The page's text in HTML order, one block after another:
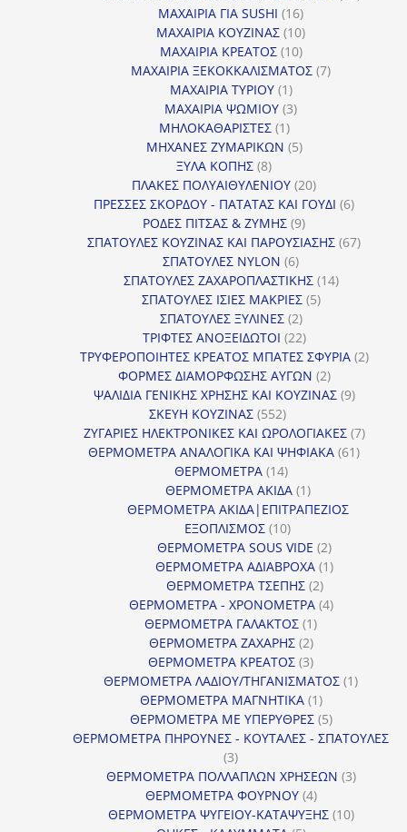
ΜΑΧΑΙΡΙΑ ΓΙΑ SUSHI 1616
προϊόντα
ΜΑΧΑΙΡΙΑ ΚΟΥΖΙΝΑΣ 1010
προϊόντα
ΜΑΧΑΙΡΙΑ ΚΡΕΑΤΟΣ 1010
προϊόντα
ΜΑΧΑΙΡΙΑ ΞΕΚΟΚΚΑΛΙΣΜΑΤΟΣ 77
ΜΑΧΑΙΡΙΑ ΤΥΡΙΟΥ 11
προϊόν
ΜΑΧΑΙΡΙΑ ΨΩΜΙΟΥ 33
ΜΗΛΟΚΑΘΑΡΙΣΤΕΣ 11
προϊόν
ΜΗΧΑΝΕΣ ΖΥΜΑΡΙΚΩΝ 55
ΞΥΛΑ ΚΟΠΗΣ 88
προϊόντα
ΠΛΑΚΕΣ ΠΟΛΥΑΙΘΥΛΕΝΙΟΥ 2020
προϊόντα
ΠΡΕΣΣΕΣ ΣΚΟΡΔΟΥ - ΠΑΤΑΤΑΣ ΚΑΙ ΓΟΥΔΙ 66
ΡΟΔΕΣ ΠΙΤΣΑΣ & ΖΥΜΗΣ 99
προϊόντα
ΣΠΑΤΟΥΛΕΣ ΚΟΥΖΙΝΑΣ ΚΑΙ ΠΑΡΟΥΣΙΑΣΗΣ 6767
ΣΠΑΤΟΥΛΕΣ NYLON 66
προϊόντα
ΣΠΑΤΟΥΛΕΣ ΖΑΧΑΡΟΠΛΑΣΤΙΚΗΣ 1414
ΣΠΑΤΟΥΛΕΣ ΙΣΙΕΣ ΜΑΚΡΙΕΣ 55
ΣΠΑΤΟΥΛΕΣ ΞΥΛΙΝΕΣ 22
προϊόντα
ΤΡΙΦΤΕΣ ΑΝΟΞΕΙΔΩΤΟΙ 2222
προϊόντα
ΤΡΥΦΕΡΟΠΟΙΗΤΕΣ ΚΡΕΑΤΟΣ ΜΠΑΤΕΣ ΣΦΥΡΙΑ 22
ΦΟΡΜΕΣ ΔΙΑΜΟΡΦΩΣΗΣ ΑΥΓΩΝ 22
προϊόντα
ΨΑΛΙΔΙΑ ΓΕΝΙΚΗΣ ΧΡΗΣΗΣ ΚΑΙ ΚΟΥΖΙΝΑΣ 99
ΣΚΕΥΗ ΚΟΥΖΙΝΑΣ 552552
προϊόντα
ΖΥΓΑΡΙΕΣ ΗΛΕΚΤΡΟΝΙΚΕΣ ΚΑΙ ΩΡΟΛΟΓΙΑΚΕΣ 77
ΘΕΡΜΟΜΕΤΡΑ ΑΝΑΛΟΓΙΚΑ ΚΑΙ ΨΗΦΙΑΚΑ 6161
ΘΕΡΜΟΜΕΤΡΑ 1414
προϊόντα
ΘΕΡΜΟΜΕΤΡΑ ΑΚΙΔΑ 11
προϊόν
ΘΕΡΜΟΜΕΤΡΑ ΑΚΙΔΑ|ΕΠΙΤΡΑΠΕΖΙΟΣ
ΕΞΟΠΛΙΣΜΟΣ 1010
προϊόντα
ΘΕΡΜΟΜΕΤΡΑ SOUS VIDE 22
προϊόντα
ΘΕΡΜΟΜΕΤΡΑ ΑΔΙΑΒΡΟΧΑ 11
ΘΕΡΜΟΜΕΤΡΑ ΤΣΕΠΗΣ 22
προϊόντα
ΘΕΡΜΟΜΕΤΡΑ - ΧΡΟΝΟΜΕΤΡΑ 44
ΘΕΡΜΟΜΕΤΡΑ ΓΑΛΑΚΤΟΣ 11
προϊόν
ΘΕΡΜΟΜΕΤΡΑ ΖΑΧΑΡΗΣ 22
προϊόντα
ΘΕΡΜΟΜΕΤΡΑ ΚΡΕΑΤΟΣ 33
προϊόντα
ΘΕΡΜΟΜΕΤΡΑ ΛΑΔΙΟΥ/ΤΗΓΑΝΙΣΜΑΤΟΣ 11
ΘΕΡΜΟΜΕΤΡΑ ΜΑΓΝΗΤΙΚΑ 11
προϊόν
ΘΕΡΜΟΜΕΤΡΑ ΜΕ ΥΠΕΡΥΘΡΕΣ 55
προϊόντα
ΘΕΡΜΟΜΕΤΡΑ ΠΗΡΟΥΝΕΣ - ΚΟΥΤΑΛΕΣ - ΣΠΑΤΟΥΛΕΣ
33
προϊόντα
ΘΕΡΜΟΜΕΤΡΑ ΠΟΛΛΑΠΛΩΝ ΧΡΗΣΕΩΝ 33
ΘΕΡΜΟΜΕΤΡΑ ΦΟΥΡΝΟΥ 44
προϊόντα
ΘΕΡΜΟΜΕΤΡΑ ΨΥΓΕΙΟΥ-ΚΑΤΑΨΥΞΗΣ 1010